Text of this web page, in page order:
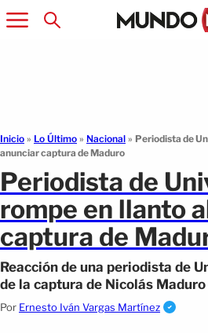
Inicio » Lo Último » Nacional » Periodista de
anunciar captura de Maduro
Periodista de
rompe en llanto
captura de
Reacción de una periodista de
de la captura de Nicolás
marcó la cobertura del hecho.
Por Ernesto Iván Vargas Martínez